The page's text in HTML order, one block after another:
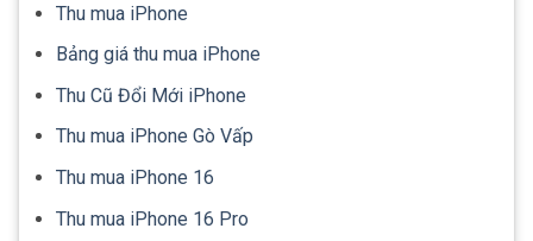
Thu mua iPhone
Bảng giá thu mua iPhone
Thu Cũ Đổi Mới iPhone
Thu mua iPhone Gò Vấp
Thu mua iPhone 16
Thu mua iPhone 16 Pro